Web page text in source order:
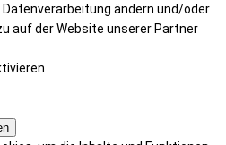
Datenverarbeitung ändern und/oder
auf der Website unserer Partner